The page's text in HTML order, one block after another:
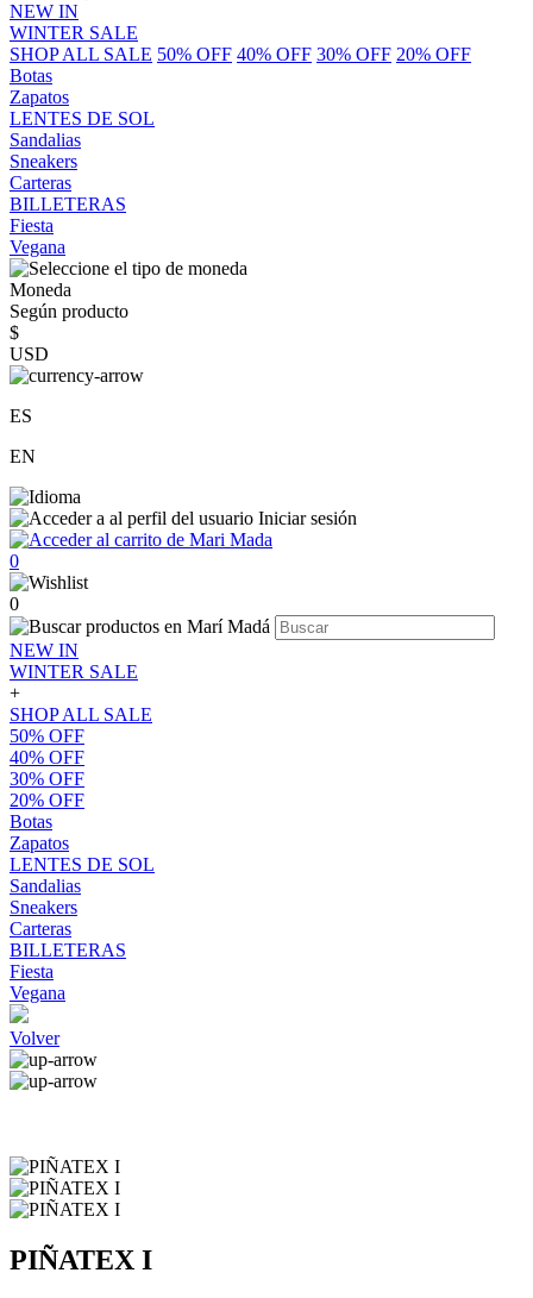
NEW IN
WINTER SALE
SHOP ALL SALE 50% OFF 40% OFF 30% OFF 20% OFF
Botas
Zapatos
LENTES DE SOL
Sandalias
Sneakers
Carteras
BILLETERAS
Fiesta
Vegana
Moneda
Según producto
$
USD
ES
EN
Iniciar sesión
0
0
NEW IN
WINTER SALE
+
SHOP ALL SALE
50% OFF
40% OFF
30% OFF
20% OFF
Botas
Zapatos
LENTES DE SOL
Sandalias
Sneakers
Carteras
BILLETERAS
Fiesta
Vegana
Volver
PIÑATEX I